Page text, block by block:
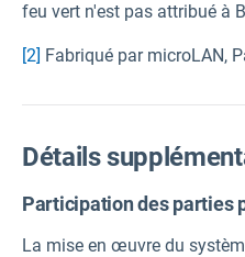
feu vert n'est pas attribué à
[2] Fabriqué par microLAN,
Détails
Participation des parties
La mise en œuvre du